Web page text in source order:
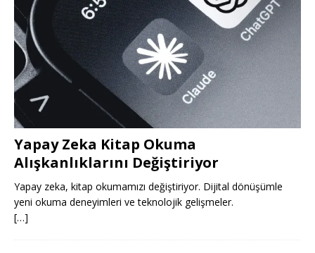
Yapay Zeka Kitap Okuma
Alışkanlıklarını Değiştiriyor
Yapay zeka, kitap okumamızı değiştiriyor. Dijital dönüşümle
yeni okuma deneyimleri ve teknolojik gelişmeler.
[…]